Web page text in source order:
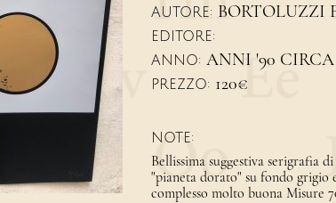
AUTORE: BORTOLUZZI
EDITORE:
ANNO: ANNI '90 CIRCA
PREZZO: 120€
NOTE:
Bellissima suggestiva serigrafia
"pianeta dorato" su fondo grigio
complesso molto buona Misure